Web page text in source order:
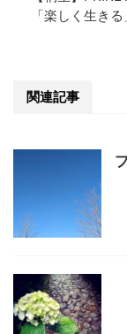
「楽しく生き
関連記事